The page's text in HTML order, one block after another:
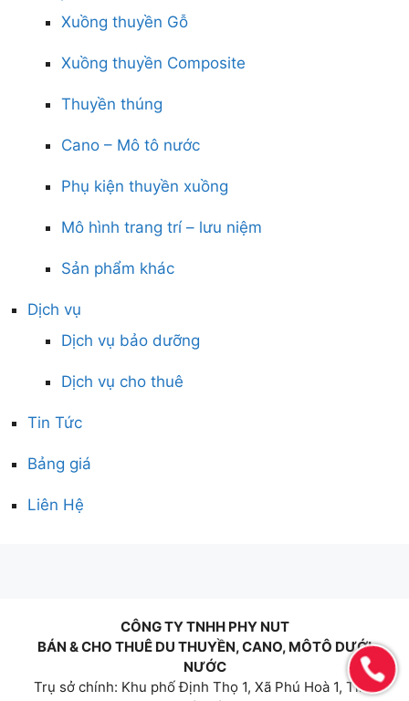
Xuồng thuyền Gỗ
Xuồng thuyền Composite
Thuyền thúng
Cano – Mô tô nước
Phụ kiện thuyền xuồng
Mô hình trang trí – lưu niệm
Sản phẩm khác
Dịch vụ
Dịch vụ bảo dưỡng
Dịch vụ cho thuê
Tin Tức
Bảng giá
Liên Hệ
CÔNG TY TNHH PHY NUT
BÁN & CHO THUÊ DU THUYỀN, CANO, MÔTÔ DƯỚI
NƯỚC
Trụ sở chính: Khu phố Định Thọ 1, Xã Phú Hoà 1, Tỉnh